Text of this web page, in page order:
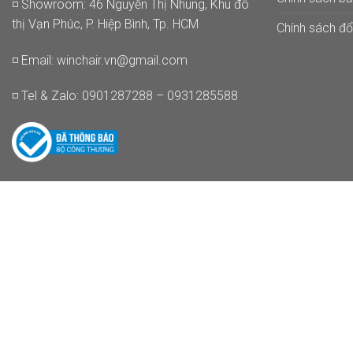
◽ Showroom: 46 Nguyễn Thị Nhung, Khu đô
thị Vạn Phúc, P. Hiệp Bình, Tp. HCM
◽ Email: winchair.vn@gmail.com
◽ Tel & Zalo: 0901287288 – 0931285588
Chính sách